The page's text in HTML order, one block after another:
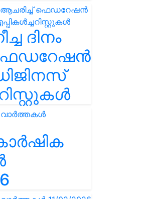
ദിനം